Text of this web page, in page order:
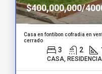
$400,000,000/
Casa en fontibon cofradia en
cerrado
3 2
CASA,